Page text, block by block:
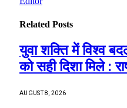
Related Posts
युवा शक्ति में विश्व
को सही दिशा मिले :
AUGUST 8, 2026